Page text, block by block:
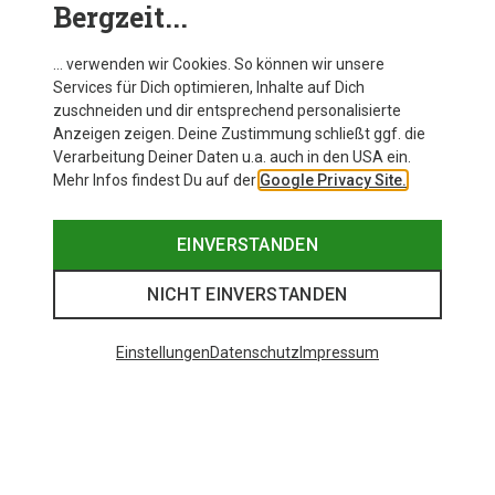
Bergzeit...
… verwenden wir Cookies. So können wir unsere
Services für Dich optimieren, Inhalte auf Dich
zuschneiden und dir entsprechend personalisierte
Anzeigen zeigen. Deine Zustimmung schließt ggf. die
Verarbeitung Deiner Daten u.a. auch in den USA ein.
Mehr Infos findest Du auf der Google Privacy Site.
EINVERSTANDEN
NICHT EINVERSTANDEN
EinstellungenDatenschutz Impressum